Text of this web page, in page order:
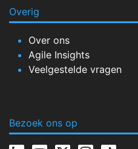
Overig
Over ons
Agile Insights
Veelgestelde vragen
Bezoek ons op